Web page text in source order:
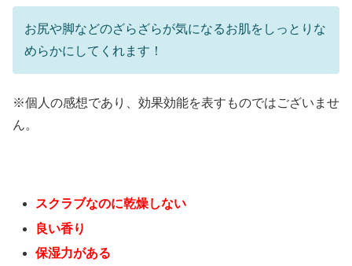
お尻や脚などのざらざらが気になるお肌をしっとりな
めらかにしてくれます！
※個人の感想であり、効果効能を表すものではございませ
ん。
スクラブなのに乾燥しない
良い香り
保湿力がある